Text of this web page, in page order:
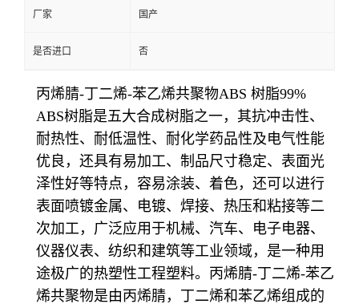
厂家 国产
是否进口 否
丙烯腈-丁二烯-苯乙烯共聚物ABS 树脂99%
ABS树脂是五大合成树脂之一，其抗冲击性、
耐热性、耐低温性、耐化学药品性及电气性能
优良，还具有易加工、制品尺寸稳定、表面光
泽性好等特点，容易涂装、着色，还可以进行
表面喷镀金属、电镀、焊接、热压和粘接等二
次加工，广泛应用于机械、汽车、电子电器、
仪器仪表、纺织和建筑等工业领域，是一种用
途极广的热塑性工程塑料。丙烯腈-丁二烯-苯乙
烯共聚物是由丙烯腈，丁二烯和苯乙烯组成的